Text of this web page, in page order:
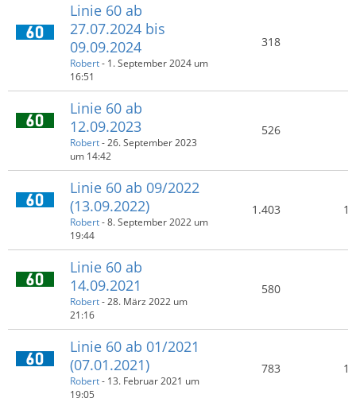
Linie 60 ab
27.07.2024 bis
09.09.2024
Robert- 1. September 2024 um
16:51
318
Linie 60 ab
12.09.2023
Robert-26. September 2023
um 14:42
526
Linie 60 ab 09/2022
(13.09.2022)
Robert-8. September 2022 um
19:44
1.403
Linie 60 ab
14.09.2021
Robert-28. März 2022 um
21:16
580
Linie 60 ab 01/2021
(07.01.2021)
Robert- 13. Februar 2021 um
19:05
783